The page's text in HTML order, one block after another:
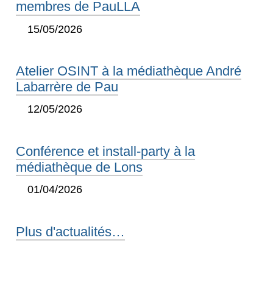
membres de PauLLA
15/05/2026
Atelier OSINT à la médiathèque André
Labarrère de Pau
12/05/2026
Conférence et install-party à la
médiathèque de Lons
01/04/2026
Plus d'actualités…